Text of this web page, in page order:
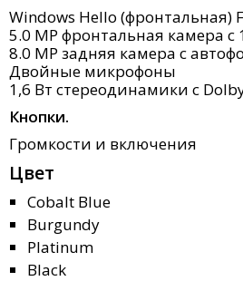
Windows Hello (фронтальная)
5.0 MP фронтальная камера с
8.0 МP задняя камера с
Двойные микрофоны
1,6 Вт стереодинамики с
Кнопки.
Громкости и включения
Цвет
Cobalt Blue
Burgundy
Platinum
Black